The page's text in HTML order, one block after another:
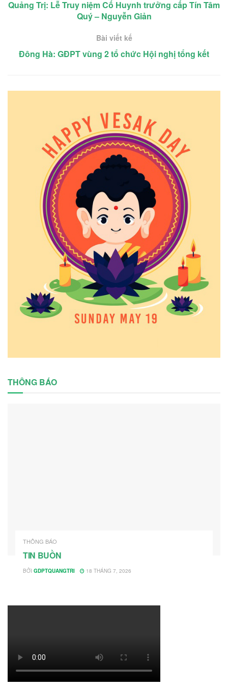
Quảng Trị: Lễ Truy niệm Cố Huynh trưởng cấp Tín Tâm
Quý – Nguyễn Giản
Bài viết kế
Đông Hà: GĐPT vùng 2 tổ chức Hội nghị tổng kết
THÔNG BÁO
THÔNG BÁO
TIN BUỒN
BỞI GDPTQUANGTRI 18 THÁNG 7, 2026